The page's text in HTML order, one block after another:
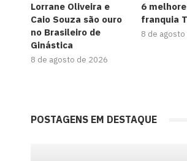
Lorrane Oliveira e
Caio Souza são ouro
no Brasileiro de
Ginástica
8 de agosto de 2026
6
franquia
8 de
POSTAGENS EM DESTAQUE